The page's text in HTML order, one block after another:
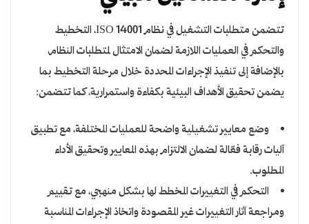
تتضمن متطلبات التشغيل في نظام ISO 14001، التخطيط
والتحكم في العمليات اللازمة لضمان الامتثال لمتطلبات النظام،
بالإضافة إلى تنفيذ الإجراءات المحددة خلال مرحلة التخطيط بما
يضمن تحقيق الأهداف البيئية بكفاءة واستمرارية، كما تتضمن:
وضع معايير تشغيلية واضحة للعمليات المختلفة، مع تطبيق
آليات رقابة فعّالة لضمان الالتزام بهذه المعايير وتحقيق الأداء
المطلوب.
التحكم في التغييرات المخطط لها بشكل منهجي، مع تقييم
ومراجعة آثار التغييرات غير المقصودة واتخاذ الإجراءات المناسبة